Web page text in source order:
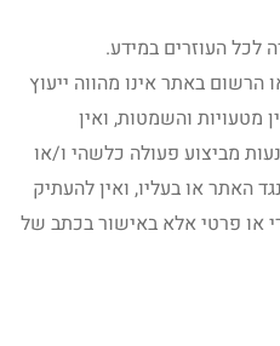
לכל העוזרים במידע.
הרשום באתר אינו מהווה ייעוץ
מטעויות והשמטות, ואין
מביצוע פעולה כלשהי ו/או
האתר או בעליו, ואין להעתיק
או פרטי אלא באישור בכתב של